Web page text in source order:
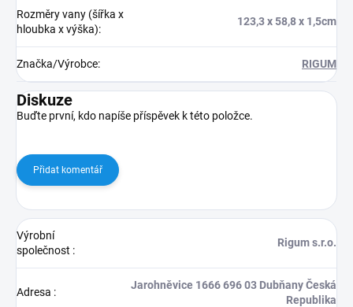
Rozměry vany (šířka x
hloubka x výška):
123,3 x 58,8 x 1,5cm
Značka/Výrobce: RIGUM
Diskuze
Buďte první, kdo napíše příspěvek k této položce.
Přidat komentář
Výrobní
společnost :
Rigum s.r.o.
Adresa :
Jarohněvice 1666 696 03 Dubňany Česká
Republika